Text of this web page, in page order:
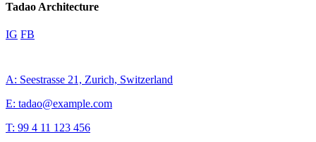
Tadao Architecture
IG FB
A: Seestrasse 21, Zurich, Switzerland
E: tadao@example.com
T: 99 4 11 123 456